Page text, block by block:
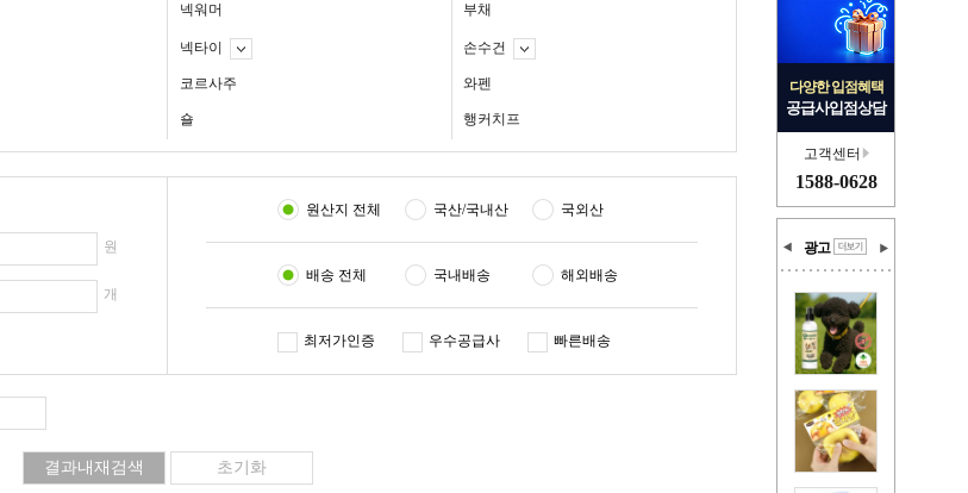
다양한 입점혜택
공급사입점상담
고객센터
1588-0628
광고
넥워머 부채
넥타이 손수건
코르사주 와펜
숄 행커치프
원
개
원산지 전체 국산/국내산 국외산
배송 전체 국내배송 해외배송
최저가인증 우수공급사 빠른배송